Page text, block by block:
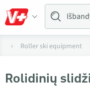
Roller ski equipment
Rolidinių